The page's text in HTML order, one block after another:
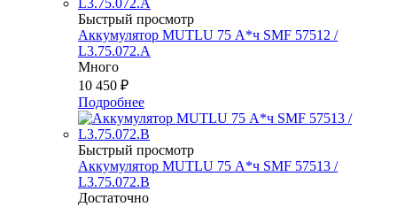
Быстрый просмотр
Аккумулятор MUTLU 75 А*ч SMF 57512 /
L3.75.072.A
Много
10 450 ₽
Подробнее
Быстрый просмотр
Аккумулятор MUTLU 75 А*ч SMF 57513 /
L3.75.072.B
Достаточно